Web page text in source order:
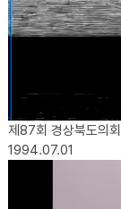
제87회 경상북도의
1994.07.01